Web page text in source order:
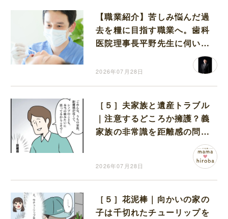
【職業紹介】苦しみ悩んだ過
去を糧に目指す職業へ。歯科
医院理事長平野先生に伺いま
2026年07月28日
［５］夫家族と遺産トラブル
｜注意するどころか擁護？義
家族の非常識を距離感の問題
で片付ける夫にモヤモヤする
2026年07月28日
［５］花泥棒｜向かいの家の
子は千切れたチューリップを